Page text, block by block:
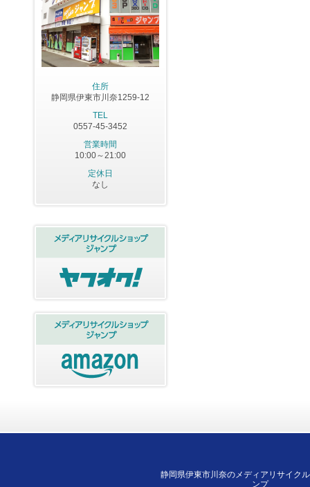
住所
静岡県伊東市川奈1259-12
TEL
0557-45-3452
営業時間
10:00～21:00
定休日
なし
静岡県伊東市川奈のメディアリサイク
ンプ